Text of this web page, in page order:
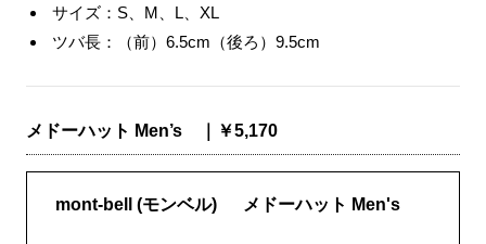
サイズ：S、M、L、XL
ツバ長：（前）6.5cm（後ろ）9.5cm
メドーハット Men’s ｜￥5,170
mont-bell (モンベル) メドーハット Men's